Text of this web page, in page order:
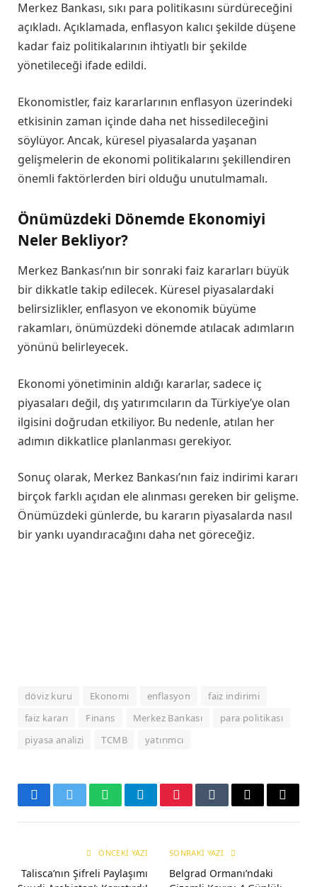
Merkez Bankası, sıkı para politikasını sürdüreceğini
açıkladı. Açıklamada, enflasyon kalıcı şekilde düşene
kadar faiz politikalarının ihtiyatlı bir şekilde
yönetileceği ifade edildi.
Ekonomistler, faiz kararlarının enflasyon üzerindeki
etkisinin zaman içinde daha net hissedileceğini
söylüyor. Ancak, küresel piyasalarda yaşanan
gelişmelerin de ekonomi politikalarını şekillendiren
önemli faktörlerden biri olduğu unutulmamalı.
Önümüzdeki Dönemde Ekonomiyi
Neler Bekliyor?
Merkez Bankası’nın bir sonraki faiz kararları büyük
bir dikkatle takip edilecek. Küresel piyasalardaki
belirsizlikler, enflasyon ve ekonomik büyüme
rakamları, önümüzdeki dönemde atılacak adımların
yönünü belirleyecek.
Ekonomi yönetiminin aldığı kararlar, sadece iç
piyasaları değil, dış yatırımcıların da Türkiye’ye olan
ilgisini doğrudan etkiliyor. Bu nedenle, atılan her
adımın dikkatlice planlanması gerekiyor.
Sonuç olarak, Merkez Bankası’nın faiz indirimi kararı
birçok farklı açıdan ele alınması gereken bir gelişme.
Önümüzdeki günlerde, bu kararın piyasalarda nasıl
bir yankı uyandıracağını daha net göreceğiz.
döviz kuru Ekonomi enflasyon
faiz indirimi
faiz kararı
Finans Merkez Bankası
para politikası
piyasa analizi
TCMB yatırımcı
FacebookTwitterWhatsAppTelegramPinterestTumblrE-
Copy
ÖNCEKI YAZI
Talisca’nın Şifreli Paylaşımı
SONRAKI YAZI
Belgrad Ormanı’ndaki